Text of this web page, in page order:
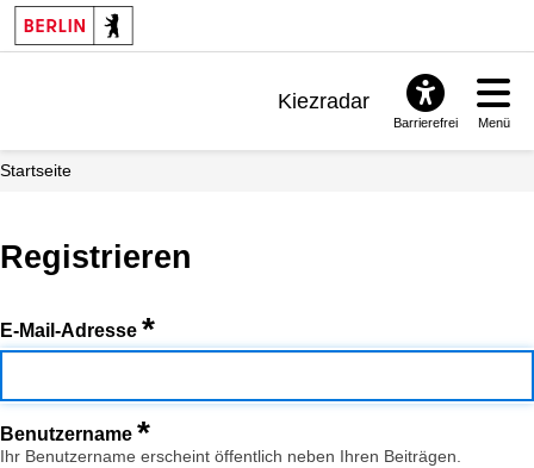
Kiezradar
Barrierefrei Menü
Startseite
Registrieren
E-Mail-Adresse *
Benutzername *
Ihr Benutzername erscheint öffentlich neben Ihren Beiträgen.